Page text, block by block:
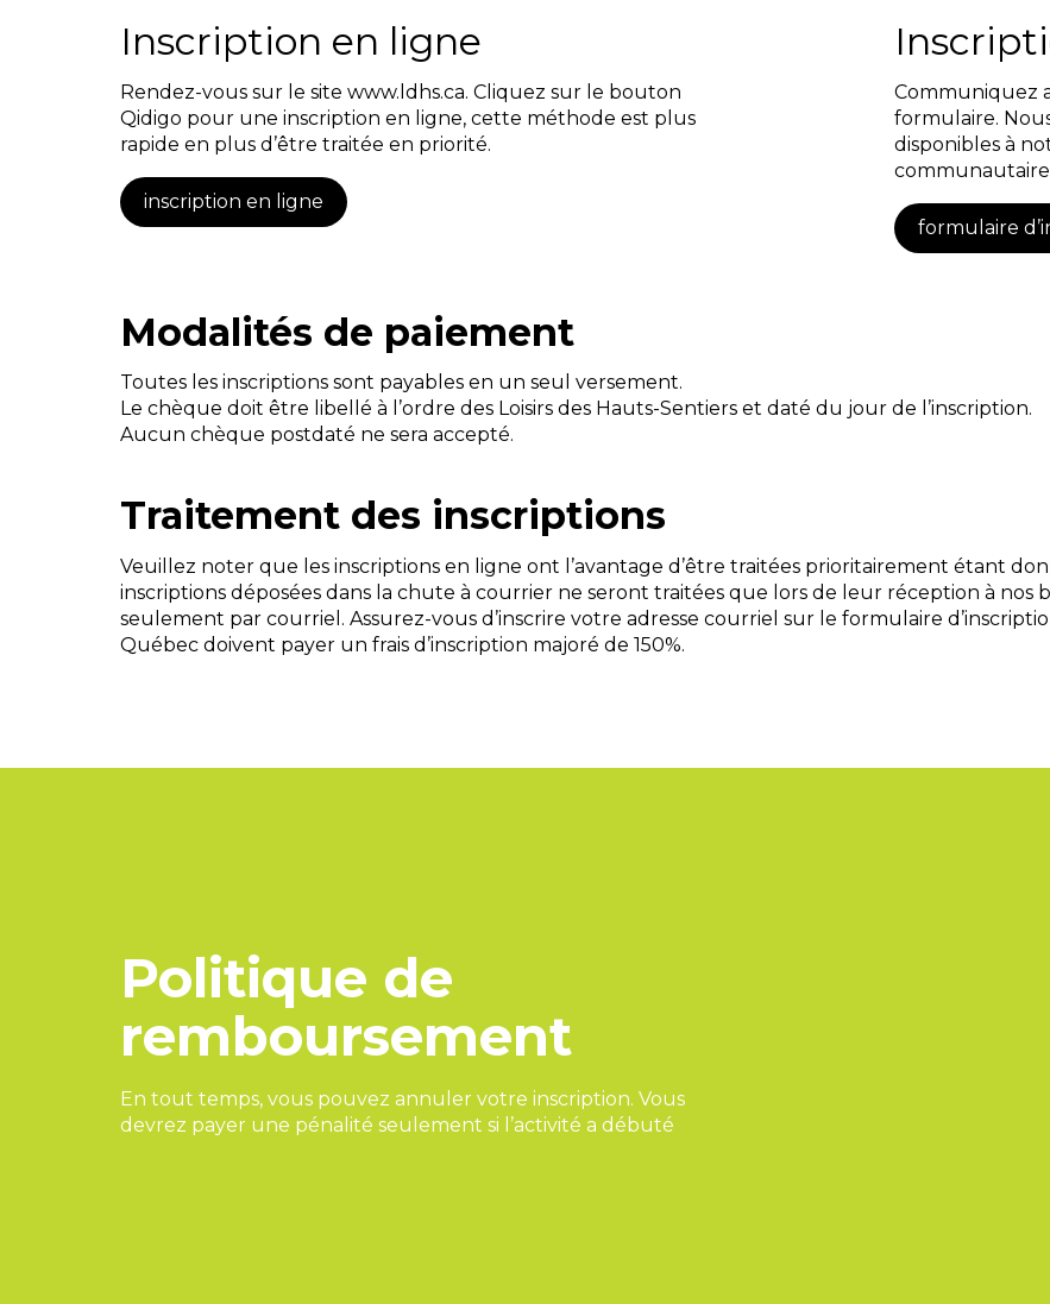
Inscription en ligne
Rendez-vous sur le site www.ldhs.ca. Cliquez sur le bouton
Qidigo pour une inscription en ligne, cette méthode est plus
rapide en plus d’être traitée en priorité.
inscription en ligne
Communiquez
formulaire.
disponibles à
communautaire
formulaire
Modalités de paiement
Toutes les inscriptions sont payables en un seul versement.
Le chèque doit être libellé à l’ordre des Loisirs des Hauts-Sentiers et daté du jour de l’inscription.
Aucun chèque postdaté ne sera accepté.
Traitement des inscriptions
Veuillez noter que les inscriptions en ligne ont l’avantage d’être traitées prioritairement étant
inscriptions déposées dans la chute à courrier ne seront traitées que lors de leur réception à nos
seulement par courriel. Assurez-vous d’inscrire votre adresse courriel sur le formulaire
Québec doivent payer un frais d’inscription majoré de 150%.
Politique de
remboursement
En tout temps, vous pouvez annuler votre inscription. Vous
devrez payer une pénalité seulement si l’activité a débuté